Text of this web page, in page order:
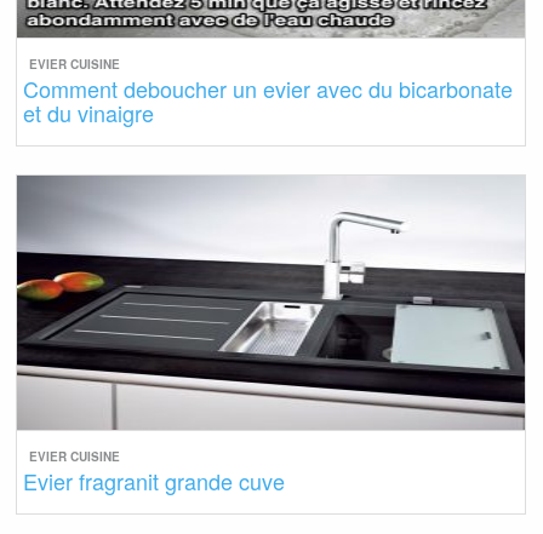
EVIER CUISINE
Comment deboucher un evier avec du bicarbonate
et du vinaigre
EVIER CUISINE
Evier fragranit grande cuve